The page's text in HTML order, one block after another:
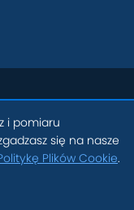
Plików
PL
i pomiaru
się na nasze
Plików Cookie.